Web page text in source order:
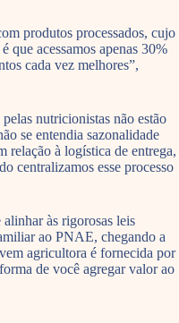
produtos processados, cujo
que acessamos apenas 30%
cada vez melhores”,
nutricionistas não estão
se entendia sazonalidade
relação à logística de entrega,
centralizamos esse processo
às rigorosas leis
ao PNAE, chegando a
agricultora é fornecida por
de você agregar valor ao